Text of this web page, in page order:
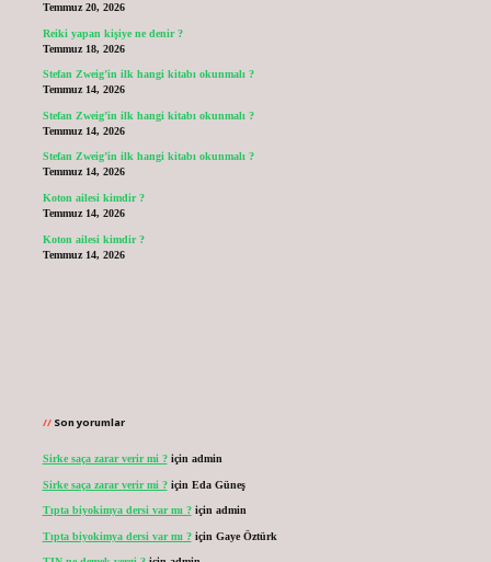
Temmuz 20, 2026
Reiki yapan kişiye ne denir ?
Temmuz 18, 2026
Stefan Zweig’in ilk hangi kitabı okunmalı ?
Temmuz 14, 2026
Stefan Zweig’in ilk hangi kitabı okunmalı ?
Temmuz 14, 2026
Stefan Zweig’in ilk hangi kitabı okunmalı ?
Temmuz 14, 2026
Koton ailesi kimdir ?
Temmuz 14, 2026
Koton ailesi kimdir ?
Temmuz 14, 2026
Son yorumlar
Sirke saça zarar verir mi ?için admin
Sirke saça zarar verir mi ?için Eda Güneş
Tıpta biyokimya dersi var mı ?için admin
Tıpta biyokimya dersi var mı ?için Gaye Öztürk